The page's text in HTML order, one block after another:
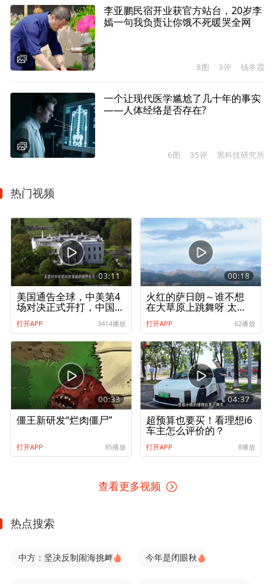
李亚鹏民宿开业获官方站台，20岁李
嫣一句我负责让你饿不死暖哭全网
8图 3评 钱冬霞
一个让现代医学尴尬了几十年的事实
——人体经络是否存在?
6图 35评 黑科技研究所
热门视频
03:11
美国通告全球，中美第4
场对决正式开打，中国
没料到的事发生
打开APP 3414播放
00:18
火红的萨日朗～谁不想
在大草原上跳舞呀 太美
啦#2026关注流礼衣华
夏汉服模特大赛 #2026
关注流舞蹈大赛
打开APP 62播放
00:33
僵王新研发“烂肉僵尸”
打开APP 85播放
04:37
超预算也要买！看理想i6
车主怎么评价的？
打开APP 8播放
查看更多视频
热点搜索
中方：坚决反制闹海挑衅 今年是闭眼秋